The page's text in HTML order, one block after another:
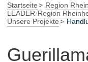
Startseite Region
LEADER-Region
Unsere Projekte